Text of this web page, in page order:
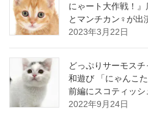
にゃート大作戦！
とマンチカン♀が出
2023年3月22日
どっぷりサーモス
和遊び 「にゃんこ
前編にスコティッ
2022年9月24日